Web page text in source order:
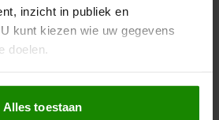
inzicht in publiek en
kunt kiezen wie uw gegevens
doelen.
we ook graag:
over uw geografische
Alles toestaan